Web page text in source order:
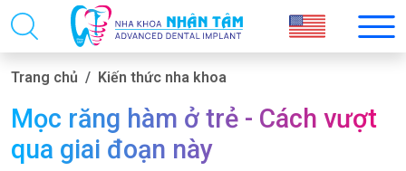
Trang chủ Kiến thức nha khoa
Mọc răng hàm ở trẻ - Cách vượt
qua giai đoạn này